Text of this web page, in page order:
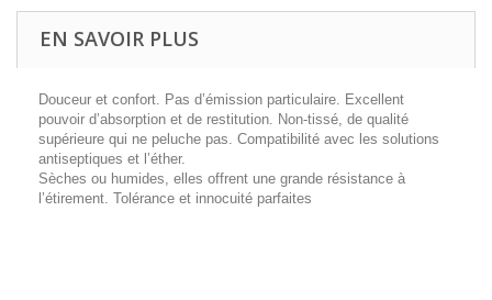
EN SAVOIR PLUS
Douceur et confort. Pas d’émission particulaire. Excellent
pouvoir d’absorption et de restitution. Non-tissé, de qualité
supérieure qui ne peluche pas. Compatibilité avec les solutions
antiseptiques et l’éther.
Sèches ou humides, elles offrent une grande résistance à
l’étirement. Tolérance et innocuité parfaites